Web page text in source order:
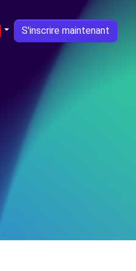
S'inscrire maintenant